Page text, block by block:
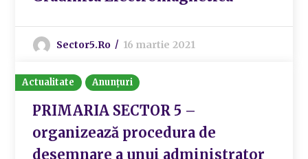
Sector5.ro 16 martie 2021
Actualitate Anunțuri
PRIMARIA SECTOR 5 –
organizează procedura de
desemnare a unui administrator